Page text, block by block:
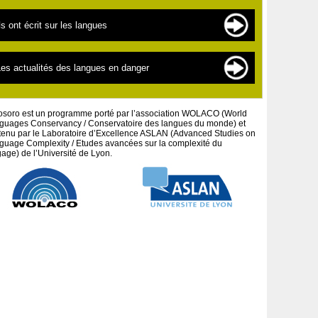
« nouvelles » langues
linguistique pour les débutants
sources de documentation
défense des peuples et cultures autochtones
projets artistiques
Ils ont écrit sur les langues
par thématiques
Les actualités des langues en danger
est un programme porté par l’association WOLACO (World
Conservancy / Conservatoire des langues du monde) et
par le Laboratoire d’Excellence ASLAN (Advanced Studies on
Complexity / Etudes avancées sur la complexité du
de l’Université de Lyon.